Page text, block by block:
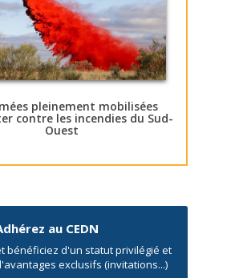
pleinement mobilisées
contre les incendies du Sud-
Ouest
au CEDN
bénéficiez d'un statut privilégié et
exclusifs (invitations...)